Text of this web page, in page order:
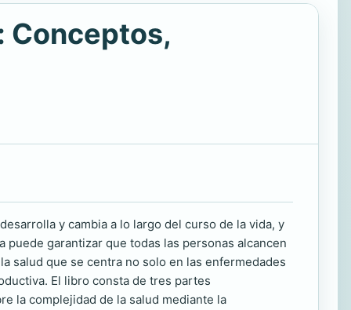
Conceptos,
y cambia a lo largo del curso de la vida, y
garantizar que todas las personas alcancen
salud que se centra no solo en las enfermedades
El libro consta de tres partes
la complejidad de la salud mediante la